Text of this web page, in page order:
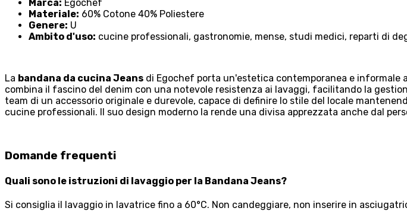
Marca: Egochef
Materiale: 60% Cotone 40% Poliestere
Genere: U
Ambito d'uso: cucine professionali, gastronomie, mense, studi medici, reparti di
La bandana da cucina Jeans di Egochef porta un'estetica contemporanea e
combina il fascino del denim con una notevole resistenza ai lavaggi, facilitando la
team di un accessorio originale e durevole, capace di definire lo stile del locale
cucine professionali. Il suo design moderno la rende una divisa apprezzata anche dal
Domande frequenti
Quali sono le istruzioni di lavaggio per la Bandana Jeans?
Si consiglia il lavaggio in lavatrice fino a 60°C. Non candeggiare, non inserire in